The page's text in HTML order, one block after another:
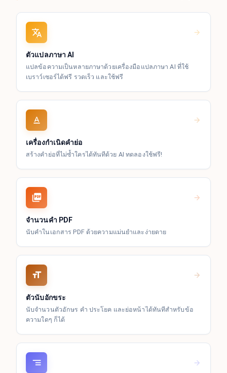
ตัวแปลภาษา AI
แปลข้อความเป็นหลายภาษาด้วยเครื่องมือแปลภาษา AI ที่ใช้
เบราว์เซอร์ได้ฟรี รวดเร็ว และใช้ฟรี
เครื่องกำเนิดคำย่อ
สร้างคำย่อที่ไม่ซ้ำใครได้ทันทีด้วย AI ทดลองใช้ฟรี!
จำนวนคำ PDF
นับคำในเอกสาร PDF ด้วยความแม่นยำและง่ายดาย
ตัวนับอักขระ
นับจำนวนตัวอักษร คำ ประโยค และย่อหน้าได้ทันทีสำหรับข้อ
ความใดๆ ก็ได้